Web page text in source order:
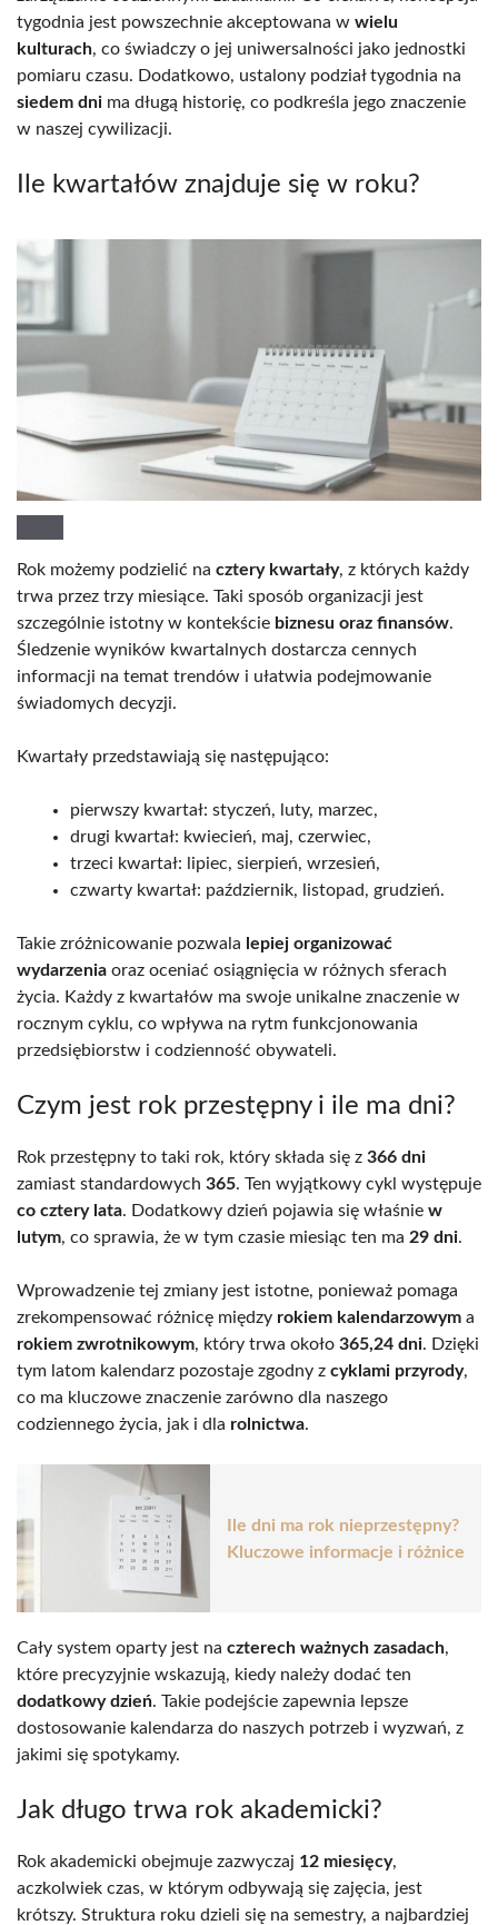
tygodnia jest powszechnie akceptowana w wielu
kulturach, co świadczy o jej uniwersalności jako jednostki
pomiaru czasu. Dodatkowo, ustalony podział tygodnia na
siedem dni ma długą historię, co podkreśla jego znaczenie
w naszej cywilizacji.
Ile kwartałów znajduje się w roku?
Rok możemy podzielić na cztery kwartały, z których każdy
trwa przez trzy miesiące. Taki sposób organizacji jest
szczególnie istotny w kontekście biznesu oraz finansów.
Śledzenie wyników kwartalnych dostarcza cennych
informacji na temat trendów i ułatwia podejmowanie
świadomych decyzji.
Kwartały przedstawiają się następująco:
pierwszy kwartał: styczeń, luty, marzec,
drugi kwartał: kwiecień, maj, czerwiec,
trzeci kwartał: lipiec, sierpień, wrzesień,
czwarty kwartał: październik, listopad, grudzień.
Takie zróżnicowanie pozwala lepiej organizować
wydarzenia oraz oceniać osiągnięcia w różnych sferach
życia. Każdy z kwartałów ma swoje unikalne znaczenie w
rocznym cyklu, co wpływa na rytm funkcjonowania
przedsiębiorstw i codzienność obywateli.
Czym jest rok przestępny i ile ma dni?
Rok przestępny to taki rok, który składa się z 366 dni
zamiast standardowych 365. Ten wyjątkowy cykl występuje
co cztery lata. Dodatkowy dzień pojawia się właśnie w
lutym, co sprawia, że w tym czasie miesiąc ten ma 29 dni.
Wprowadzenie tej zmiany jest istotne, ponieważ pomaga
zrekompensować różnicę między rokiem kalendarzowym a
rokiem zwrotnikowym, który trwa około 365,24 dni. Dzięki
tym latom kalendarz pozostaje zgodny z cyklami przyrody,
co ma kluczowe znaczenie zarówno dla naszego
codziennego życia, jak i dla rolnictwa.
Ile dni ma rok nieprzestępny?
Kluczowe informacje i różnice
Cały system oparty jest na czterech ważnych zasadach,
które precyzyjnie wskazują, kiedy należy dodać ten
dodatkowy dzień. Takie podejście zapewnia lepsze
dostosowanie kalendarza do naszych potrzeb i wyzwań, z
jakimi się spotykamy.
Jak długo trwa rok akademicki?
Rok akademicki obejmuje zazwyczaj 12 miesięcy,
aczkolwiek czas, w którym odbywają się zajęcia, jest
krótszy. Struktura roku dzieli się na semestry, a najbardziej